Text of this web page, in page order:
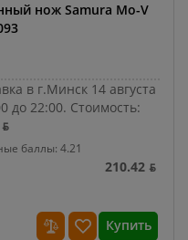
нож Samura Mo-V
в г.Минск 14 августа
до 22:00. Стоимость:
баллы: 4.21
210.42 ƃ
Купить